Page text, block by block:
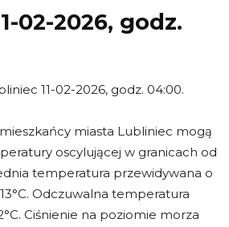
02-2026, godz.
11-02-2026, godz. 04:00.
miasta Lubliniec mogą
oscylującej w granicach od
temperatura przewidywana o
Odczuwalna temperatura
Ciśnienie na poziomie morza